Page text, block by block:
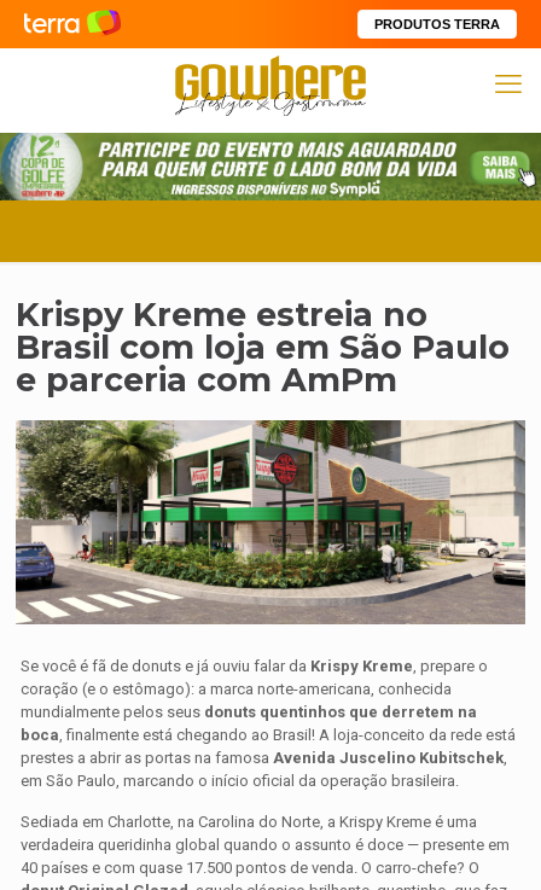
PRODUTOS TERRA
Krispy Kreme estreia no
Brasil com loja em São Paulo
e parceria com AmPm
Se você é fã de donuts e já ouviu falar da Krispy Kreme, prepare o
coração (e o estômago): a marca norte-americana, conhecida
mundialmente pelos seus donuts quentinhos que derretem na
boca, finalmente está chegando ao Brasil! A loja-conceito da rede está
prestes a abrir as portas na famosaAvenida Juscelino Kubitschek,
em São Paulo, marcando o início oficial da operação brasileira.
Sediada em Charlotte, na Carolina do Norte, a Krispy Kreme é uma
verdadeira queridinha global quando o assunto é doce — presente em
40 países e com quase 17.500 pontos de venda. O carro-chefe? O